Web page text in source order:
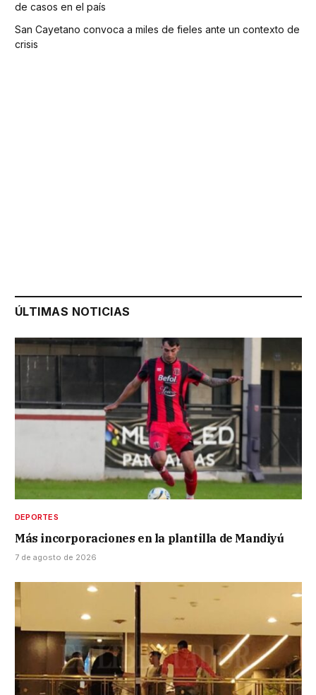
de casos en el país
San Cayetano convoca a miles de fieles ante un contexto de
crisis
ÚLTIMAS NOTICIAS
DEPORTES
Más incorporaciones en la plantilla de Mandiyú
7 de agosto de 2026